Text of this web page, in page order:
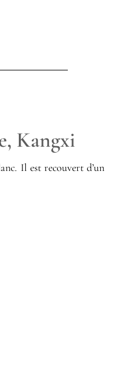
Kangxi
Il est recouvert d’un